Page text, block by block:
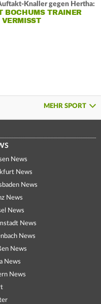
Knaller gegen Hertha:
BOCHUMS TRAINER
VERMISST
MEHR SPORT
News
News
News
News
News
News
News
News
News
News